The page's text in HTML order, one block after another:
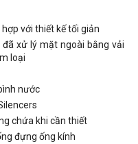
với thiết kế tối giản
xử lý mặt ngoài bằng vải
loại
nước
chứa khi cần thiết
đựng ống kính